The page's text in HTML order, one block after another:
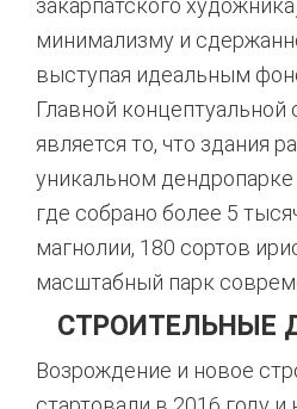
минимализму и
выступая идеальным
Главной
является то, что здания
уникальном
где собрано более 5
магнолии, 180 сортов
масштабный парк
СТРОИТЕЛЬНЫЕ
Возрождение и новое